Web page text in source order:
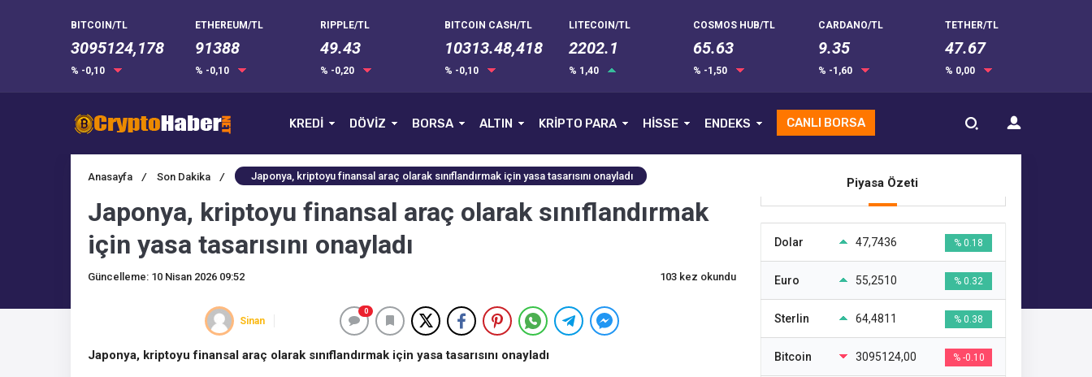
BITCOIN/TL
3095124,178
% -0,10
ETHEREUM/TL
91388
% -0,10
RIPPLE/TL
49.43
% -0,20
BITCOIN CASH/TL
10313.48,418
% -0,10
LITECOIN/TL
2202.1
% 1,40
COSMOS HUB/TL
65.63
% -1,50
CARDANO/TL
9.35
% -1,60
TETHER/TL
47.67
% 0,00
KREDİ DÖVİZ BORSA ALTIN KRİPTO PARA HİSSE ENDEKS CANLI BORSA
Anasayfa / Son Dakika / Japonya, kriptoyu finansal araç olarak sınıflandırmak için yasa tasarısını onayladı
Japonya, kriptoyu finansal araç olarak sınıflandırmak
için yasa tasarısını onayladı
Güncelleme: 10 Nisan 2026 09:52 103 kez okundu
Sinan
0
Japonya, kriptoyu finansal araç olarak sınıflandırmak için yasa tasarısını onayladı
Piyasa Özeti
Dolar 47,7436 % 0.18
Euro 55,2510 % 0.32
Sterlin 64,4811 % 0.38
Bitcoin 3095124,00 % -0.10